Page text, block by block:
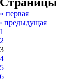
« первая
‹ предыдущая
1
2
3
4
5
6